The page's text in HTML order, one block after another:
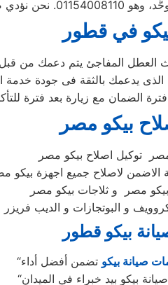
في قطور
العطل المفاجئ يتم دعمك من
بيكو مصر
توكيل اصلاح بيكو مصر
الاضمن لاصلاح جميع اجهزة بيكو
مصر و ثلاجات بيكو مصر
بيكو قطور
صيانة بيكو